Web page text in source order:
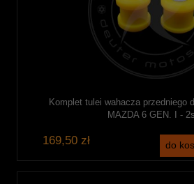
Komplet tulei wahacza przedniego
MAZDA 6 GEN. I -
169,50 zł do